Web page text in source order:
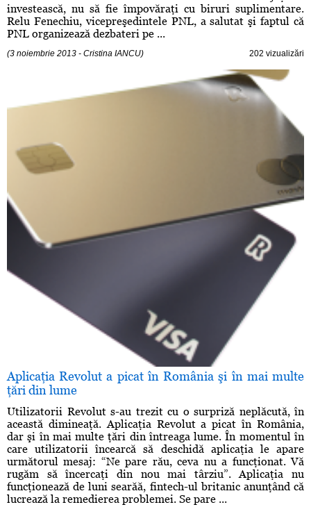
investească, nu să fie împovăraţi cu biruri suplimentare.
Relu Fenechiu, vicepreşedintele PNL, a salutat şi faptul că
PNL organizează dezbateri pe ...
(3 noiembrie 2013 - Cristina IANCU) 202 vizualizări
Aplicaţia Revolut a picat în România şi în mai multe
ţări din lume
Utilizatorii Revolut s-au trezit cu o surpriză neplăcută, în
această dimineaţă. Aplicaţia Revolut a picat în România,
dar şi în mai multe ţări din întreaga lume. În momentul în
care utilizatorii încearcă să deschidă aplicaţia le apare
următorul mesaj: “Ne pare rău, ceva nu a funcţionat. Vă
rugăm să încercaţi din nou mai târziu”. Aplicaţia nu
funcţionează de luni searăă, fintech-ul britanic anunţând că
lucrează la remedierea problemei. Se pare ...